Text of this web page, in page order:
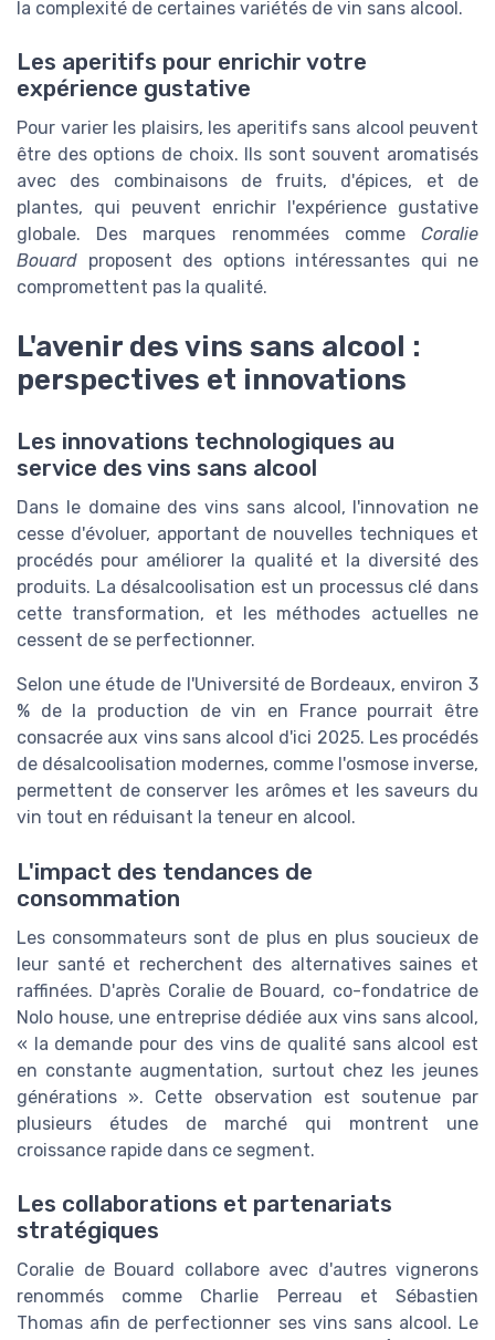
la complexité de certaines variétés de vin sans alcool.
Les aperitifs pour enrichir votre
expérience gustative
Pour varier les plaisirs, les aperitifs sans alcool peuvent
être des options de choix. Ils sont souvent aromatisés
avec des combinaisons de fruits, d'épices, et de
plantes, qui peuvent enrichir l'expérience gustative
globale. Des marques renommées comme Coralie
Bouard proposent des options intéressantes qui ne
compromettent pas la qualité.
L'avenir des vins sans alcool :
perspectives et innovations
Les innovations technologiques au
service des vins sans alcool
Dans le domaine des vins sans alcool, l'innovation ne
cesse d'évoluer, apportant de nouvelles techniques et
procédés pour améliorer la qualité et la diversité des
produits. La désalcoolisation est un processus clé dans
cette transformation, et les méthodes actuelles ne
cessent de se perfectionner.
Selon une étude de l'Université de Bordeaux, environ 3
% de la production de vin en France pourrait être
consacrée aux vins sans alcool d'ici 2025. Les procédés
de désalcoolisation modernes, comme l'osmose inverse,
permettent de conserver les arômes et les saveurs du
vin tout en réduisant la teneur en alcool.
L'impact des tendances de
consommation
Les consommateurs sont de plus en plus soucieux de
leur santé et recherchent des alternatives saines et
raffinées. D'après Coralie de Bouard, co-fondatrice de
Nolo house, une entreprise dédiée aux vins sans alcool,
« la demande pour des vins de qualité sans alcool est
en constante augmentation, surtout chez les jeunes
générations ». Cette observation est soutenue par
plusieurs études de marché qui montrent une
croissance rapide dans ce segment.
Les collaborations et partenariats
stratégiques
Coralie de Bouard collabore avec d'autres vignerons
renommés comme Charlie Perreau et Sébastien
Thomas afin de perfectionner ses vins sans alcool. Le